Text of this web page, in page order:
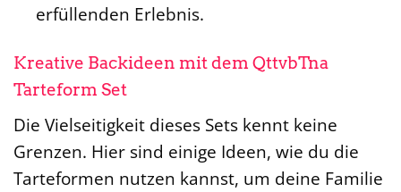
erfüllenden Erlebnis.
Kreative Backideen mit dem QttvbTna
Tarteform Set
Die Vielseitigkeit dieses Sets kennt keine
Grenzen. Hier sind einige Ideen, wie du die
Tarteformen nutzen kannst, um deine Familie